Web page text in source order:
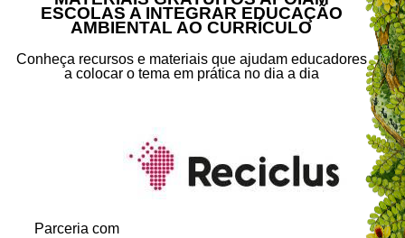
ESCOLAS A INTEGRAR EDUCAÇÃO
AMBIENTAL AO CURRÍCULO
Conheça recursos e materiais que ajudam educadores
a colocar o tema em prática no dia a dia
Parceria com